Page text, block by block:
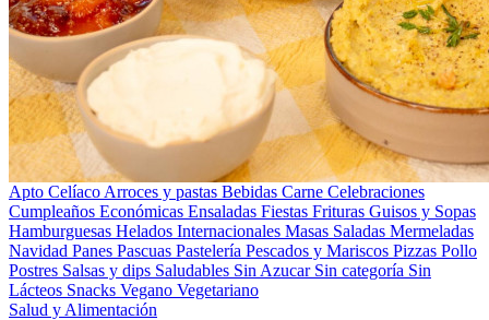
Apto Celíaco Arroces y pastas Bebidas Carne Celebraciones
Cumpleaños Económicas Ensaladas Fiestas Frituras Guisos y Sopas
Hamburguesas Helados Internacionales Masas Saladas Mermeladas
Navidad Panes Pascuas Pastelería Pescados y Mariscos Pizzas Pollo
Postres Salsas y dips Saludables Sin Azucar Sin categoría Sin
Lácteos Snacks Vegano Vegetariano
Salud y Alimentación